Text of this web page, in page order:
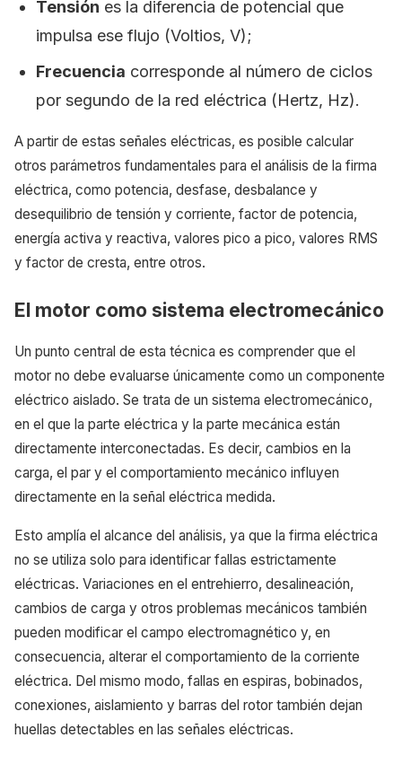
Tensión es la diferencia de potencial que
impulsa ese flujo (Voltios, V);
Frecuencia corresponde al número de ciclos
por segundo de la red eléctrica (Hertz, Hz).
A partir de estas señales eléctricas, es posible calcular
otros parámetros fundamentales para el análisis de la firma
eléctrica, como potencia, desfase, desbalance y
desequilibrio de tensión y corriente, factor de potencia,
energía activa y reactiva, valores pico a pico, valores RMS
y factor de cresta, entre otros.
El motor como sistema electromecánico
Un punto central de esta técnica es comprender que el
motor no debe evaluarse únicamente como un componente
eléctrico aislado. Se trata de un sistema electromecánico,
en el que la parte eléctrica y la parte mecánica están
directamente interconectadas. Es decir, cambios en la
carga, el par y el comportamiento mecánico influyen
directamente en la señal eléctrica medida.
Esto amplía el alcance del análisis, ya que la firma eléctrica
no se utiliza solo para identificar fallas estrictamente
eléctricas. Variaciones en el entrehierro, desalineación,
cambios de carga y otros problemas mecánicos también
pueden modificar el campo electromagnético y, en
consecuencia, alterar el comportamiento de la corriente
eléctrica. Del mismo modo, fallas en espiras, bobinados,
conexiones, aislamiento y barras del rotor también dejan
huellas detectables en las señales eléctricas.